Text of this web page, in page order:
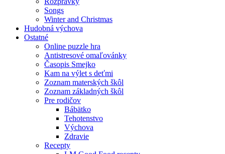
Songs
Winter and Christmas
Hudobná výchova
Ostatné
Online puzzle hra
Antistresové omaľovánky
Časopis Smejko
Kam na výlet s deťmi
Zoznam materských škôl
Zoznam základných škôl
Pre rodičov
Bábätko
Tehotenstvo
Výchova
Zdravie
Recepty